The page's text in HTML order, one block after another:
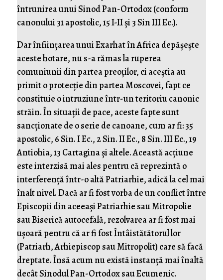
întrunirea unui Sinod Pan-Ortodox (conform
canonului 31 apostolic, 15 I-II și 3 Sin III Ec.).
Dar înființarea unui Exarhat în Africa depășește
aceste hotare, nu s-a rămas la ruperea
comuniunii din partea preoților, ci aceștia au
primit o protecție din partea Moscovei, fapt ce
constituie o intruziune într-un teritoriu canonic
străin. În situații de pace, aceste fapte sunt
sancționate de o serie de canoane, cum ar fi: 35
apostolic, 6 Sin. I Ec., 2 Sin. II Ec., 8 Sin. III Ec., 19
Antiohia, 13 Cartagina și altele. Această acțiune
este interzisă mai ales pentru că reprezintă o
interferență într-o altă Patriarhie, adică la cel mai
înalt nivel. Dacă ar fi fost vorba de un conflict între
Episcopii din aceeași Patriarhie sau Mitropolie
sau Biserică autocefală, rezolvarea ar fi fost mai
ușoară pentru că ar fi fost Întâistătătorul lor
(Patriarh, Arhiepiscop sau Mitropolit) care să facă
dreptate. Însă acum nu există instanță mai înaltă
decât Sinodul Pan-Ortodox sau Ecumenic.